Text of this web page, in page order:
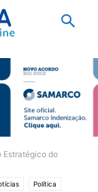
Estratégico do
Política